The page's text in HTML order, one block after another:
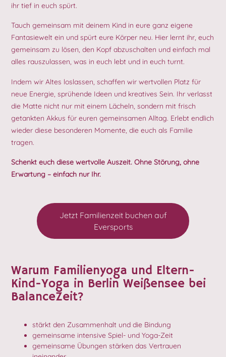
ihr tief in euch spürt.
Tauch gemeinsam mit deinem Kind in eure ganz eigene
Fantasiewelt ein und spürt eure Körper neu. Hier lernt ihr, euch
gemeinsam zu lösen, den Kopf abzuschalten und einfach mal
alles rauszulassen, was in euch lebt und in euch turnt.
Indem wir Altes loslassen, schaffen wir wertvollen Platz für
neue Energie, sprühende Ideen und kreatives Sein. Ihr verlasst
die Matte nicht nur mit einem Lächeln, sondern mit frisch
getankten Akkus für euren gemeinsamen Alltag. Erlebt endlich
wieder diese besonderen Momente, die euch als Familie
tragen.
Schenkt euch diese wertvolle Auszeit. Ohne Störung, ohne
Erwartung – einfach nur Ihr.
Jetzt Familienzeit buchen auf
Eversports
Warum Familienyoga und Eltern-
Kind-Yoga in Berlin Weißensee bei
BalanceZeit?
stärkt den Zusammenhalt und die Bindung
gemeinsame intensive Spiel- und Yoga-Zeit
gemeinsame Übungen stärken das Vertrauen